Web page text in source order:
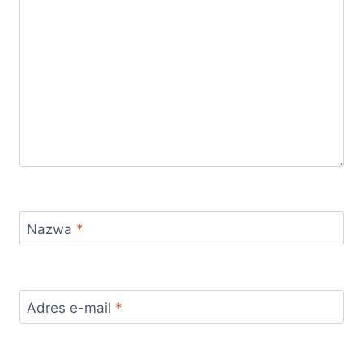
Nazwa *
Adres e-mail *